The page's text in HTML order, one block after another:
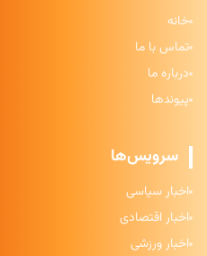
خانه
تماس با ما
درباره ما
پیوندها
سرویس‌ها
اخبار سیاسی
اخبار اقتصادی
اخبار ورزشی